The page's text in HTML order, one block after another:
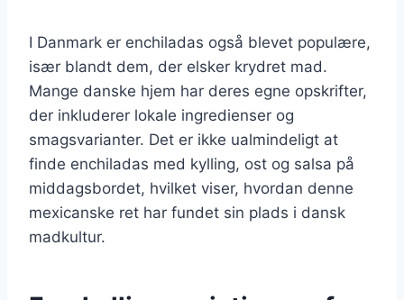
I Danmark er enchiladas også blevet populære,
især blandt dem, der elsker krydret mad.
Mange danske hjem har deres egne opskrifter,
der inkluderer lokale ingredienser og
smagsvarianter. Det er ikke ualmindeligt at
finde enchiladas med kylling, ost og salsa på
middagsbordet, hvilket viser, hvordan denne
mexicanske ret har fundet sin plads i dansk
madkultur.